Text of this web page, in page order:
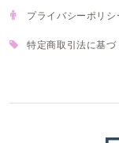
プライバシーポリシ
特定商取引法に基づ